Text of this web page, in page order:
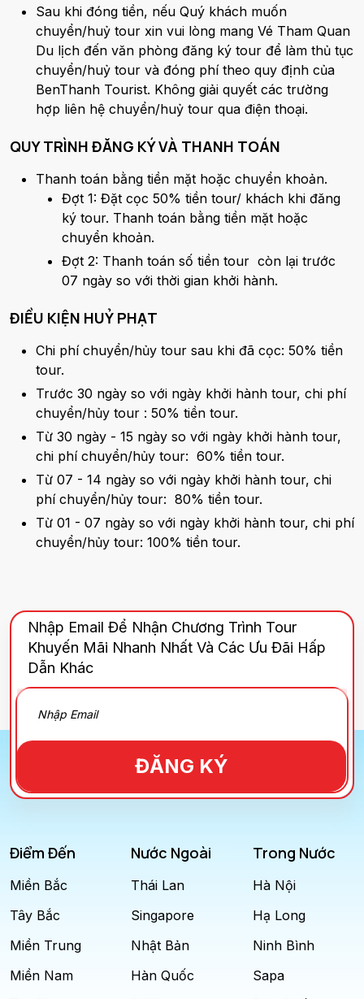
Sau khi đóng tiền, nếu Quý khách muốn
chuyển/huỷ tour xin vui lòng mang Vé Tham Quan
Du lịch đến văn phòng đăng ký tour để làm thủ tục
chuyển/huỷ tour và đóng phí theo quy định của
BenThanh Tourist. Không giải quyết các trường
hợp liên hệ chuyển/huỷ tour qua điện thoại.
QUY TRÌNH ĐĂNG KÝ VÀ THANH TOÁN
Thanh toán bằng tiền mặt hoặc chuyển khoản.
Đợt 1: Đặt cọc 50% tiền tour/ khách khi đăng
ký tour. Thanh toán bằng tiền mặt hoặc
chuyển khoản.
Đợt 2: Thanh toán số tiền tour còn lại trước
07 ngày so với thời gian khởi hành.
ĐIỀU KIỆN HUỶ PHẠT
Chi phí chuyển/hủy tour sau khi đã cọc: 50% tiền
tour.
Trước 30 ngày so với ngày khởi hành tour, chi phí
chuyển/hủy tour : 50% tiền tour.
Từ 30 ngày - 15 ngày so với ngày khởi hành tour,
chi phí chuyển/hủy tour: 60% tiền tour.
Từ 07 - 14 ngày so với ngày khởi hành tour, chi
phí chuyển/hủy tour: 80% tiền tour.
Từ 01 - 07 ngày so với ngày khởi hành tour, chi phí
chuyển/hủy tour: 100% tiền tour.
Nhập Email Để Nhận Chương Trình Tour
Khuyến Mãi Nhanh Nhất Và Các Ưu Đãi Hấp
Dẫn Khác
ĐĂNG KÝ
Điểm Đến
Miền Bắc
Tây Bắc
Miền Trung
Miền Nam
Nước Ngoài
Thái Lan
Singapore
Nhật Bản
Hàn Quốc
Trong Nước
Hà Nội
Hạ Long
Ninh Bình
Sapa